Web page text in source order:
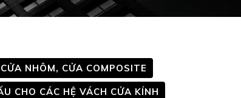
NHÔM, CỬA COMPOSITE
CHO CÁC HỆ VÁCH CỬA KÍNH